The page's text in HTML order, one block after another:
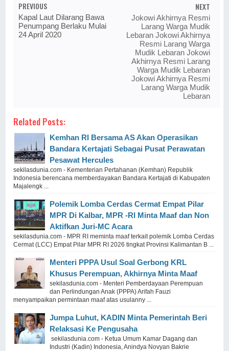
PREVIOUS
Kapal Laut Dilarang Bawa
Penumpang Berlaku Mulai
24 April 2020
NEXT
Jokowi Akhirnya Resmi
Larang Warga Mudik
Lebaran Jokowi Akhirnya
Resmi Larang Warga
Mudik Lebaran Jokowi
Akhirnya Resmi Larang
Warga Mudik Lebaran
Jokowi Akhirnya Resmi
Larang Warga Mudik
Lebaran
Related Posts:
Kemhan RI Bersama AS Akan Operasikan
Bandara Kertajati Sebagai Pusat Perawatan
Pesawat Hercules
sekilasdunia.com - Kementerian Pertahanan (Kemhan) Republik
Indonesia berencana memberdayakan Bandara Kertajati di Kabupaten
Majalengk ...
Polemik Lomba Cerdas Cermat Empat Pilar
MPR Di Kalbar, MPR -RI Minta Maaf dan Non
Aktifkan Juri-MC Acara
sekilasdunia.com - MPR RI meminta maaf terkait polemik Lomba Cerdas
Cermat (LCC) Empat Pilar MPR RI 2026 tingkat Provinsi Kalimantan B ...
Menteri PPPA Usul Soal Gerbong KRL
Khusus Perempuan, Akhirnya Minta Maaf
sekilasdunia.com - Menteri Pemberdayaan Perempuan
dan Perlindungan Anak (PPPA) Arifah Fauzi
menyampaikan permintaan maaf atas usulanny ...
Jumpa Luhut, KADIN Minta Pemerintah Beri
Relaksasi Ke Pengusaha
sekilasdunia.com - Ketua Umum Kamar Dagang dan
Industri (Kadin) Indonesia, Anindya Novyan Bakrie